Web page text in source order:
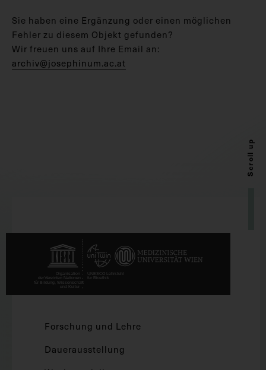
Sie haben eine Ergänzung oder einen möglichen
Fehler zu diesem Objekt gefunden?
Wir freuen uns auf Ihre Email an:
archiv@josephinum.ac.at
Scroll up
Forschung und Lehre
Dauerausstellung